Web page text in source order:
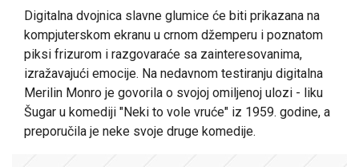
Digitalna dvojnica slavne glumice će biti prikazana na
kompjuterskom ekranu u crnom džemperu i poznatom
piksi frizurom i razgovaraće sa zainteresovanima,
izražavajući emocije. Na nedavnom testiranju digitalna
Merilin Monro je govorila o svojoj omiljenoj ulozi - liku
Šugar u komediji "Neki to vole vruće" iz 1959. godine, a
preporučila je neke svoje druge komedije.